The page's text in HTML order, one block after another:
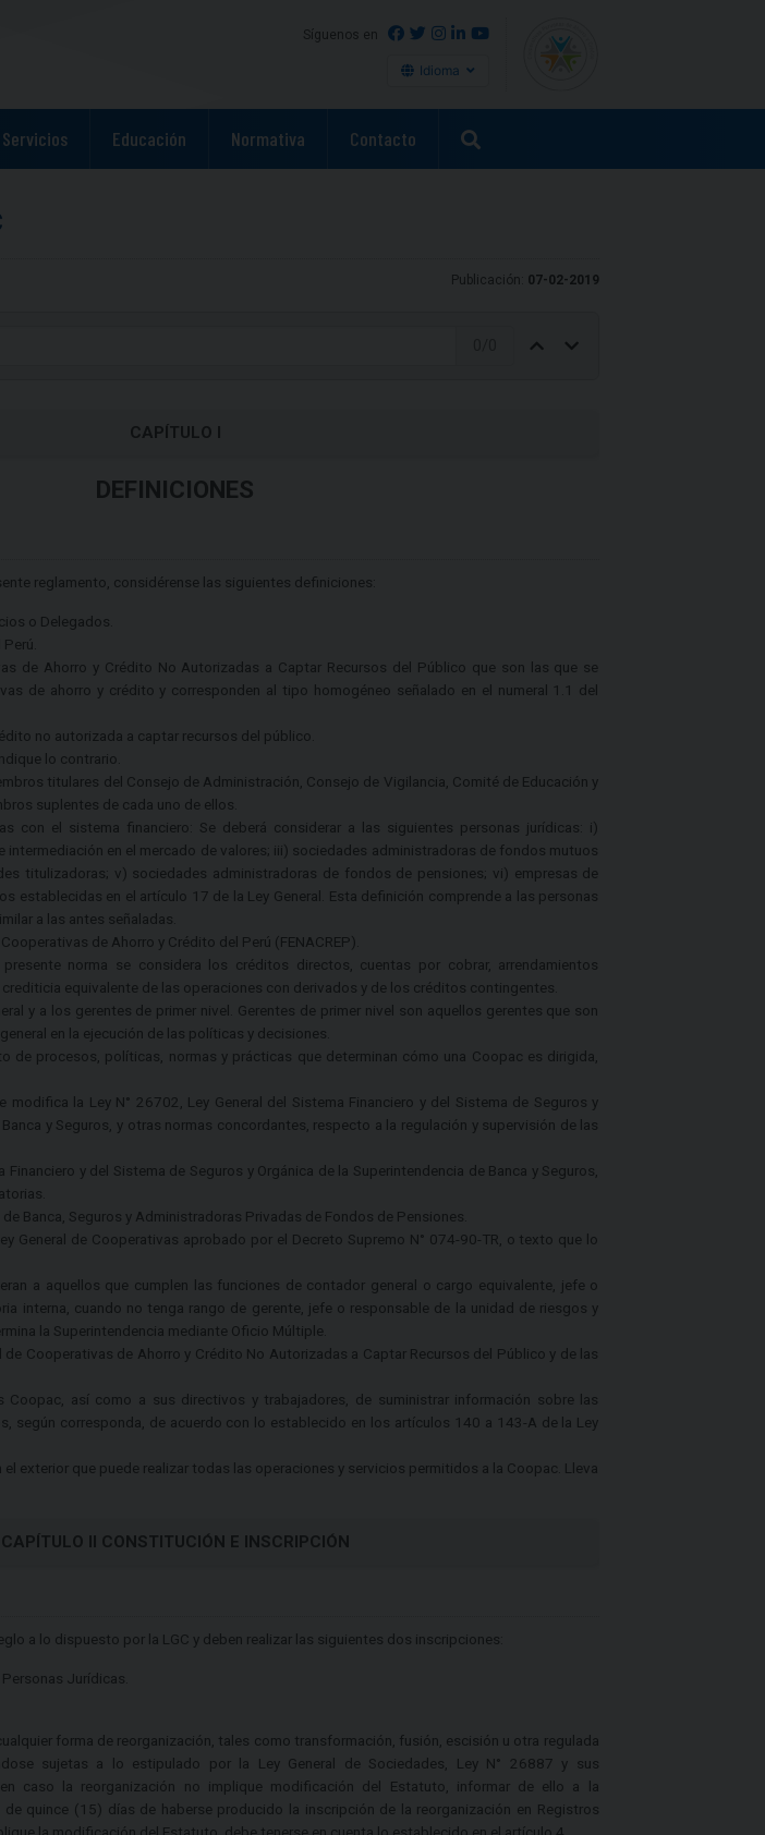
Síguenos en
Idioma
Servicios Educación Normativa Contacto
Publicación: 07-02-2019
CAPÍTULO I
DEFINICIONES
reglamento, considérense las siguientes definiciones:
o Delegados.
de Ahorro y Crédito No Autorizadas a Captar Recursos del Público que son las que se
de ahorro y crédito y corresponden al tipo homogéneo señalado en el numeral 1.1 del
no autorizada a captar recursos del público.
lo contrario.
titulares del Consejo de Administración, Consejo de Vigilancia, Comité de Educación y
suplentes de cada uno de ellos.
con el sistema financiero: Se deberá considerar a las siguientes personas jurídicas: i)
intermediación en el mercado de valores; iii) sociedades administradoras de fondos mutuos
titulizadoras; v) sociedades administradoras de fondos de pensiones; vi) empresas de
establecidas en el artículo 17 de la Ley General. Esta definición comprende a las personas
a las antes señaladas.
de Ahorro y Crédito del Perú (FENACREP).
norma se considera los créditos directos, cuentas por cobrar, arrendamientos
equivalente de las operaciones con derivados y de los créditos contingentes.
y a los gerentes de primer nivel. Gerentes de primer nivel son aquellos gerentes que son
en la ejecución de las políticas y decisiones.
de procesos, políticas, normas y prácticas que determinan cómo una Coopac es dirigida,
modifica la Ley N° 26702, Ley General del Sistema Financiero y del Sistema de Seguros y
y Seguros, y otras normas concordantes, respecto a la regulación y supervisión de las
Financiero y del Sistema de Seguros y Orgánica de la Superintendencia de Banca y Seguros,
Banca, Seguros y Administradoras Privadas de Fondos de Pensiones.
General de Cooperativas aprobado por el Decreto Supremo N° 074-90-TR, o texto que lo
a aquellos que cumplen las funciones de contador general o cargo equivalente, jefe o
interna, cuando no tenga rango de gerente, jefe o responsable de la unidad de riesgos y
la Superintendencia mediante Oficio Múltiple.
Cooperativas de Ahorro y Crédito No Autorizadas a Captar Recursos del Público y de las
Coopac, así como a sus directivos y trabajadores, de suministrar información sobre las
según corresponda, de acuerdo con lo establecido en los artículos 140 a 143-A de la Ley
exterior que puede realizar todas las operaciones y servicios permitidos a la Coopac. Lleva
CAPÍTULO II CONSTITUCIÓN E INSCRIPCIÓN
a lo dispuesto por la LGC y deben realizar las siguientes dos inscripciones:
Jurídicas.
forma de reorganización, tales como transformación, fusión, escisión u otra regulada
sujetas a lo estipulado por la Ley General de Sociedades, Ley N° 26887 y sus
caso la reorganización no implique modificación del Estatuto, informar de ello a la
de quince (15) días de haberse producido la inscripción de la reorganización en Registros